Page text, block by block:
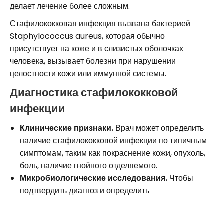
делает лечение более сложным.
Стафилококковая инфекция вызвана бактерией
Staphylococcus aureus, которая обычно
присутствует на коже и в слизистых оболочках
человека, вызывает болезни при нарушении
целостности кожи или иммунной системы.
Диагностика стафилококковой
инфекции
Клинические признаки. Врач может определить
наличие стафилококковой инфекции по типичным
симптомам, таким как покраснение кожи, опухоль,
боль, наличие гнойного отделяемого.
Микробиологические исследования. Чтобы
подтвердить диагноз и определить